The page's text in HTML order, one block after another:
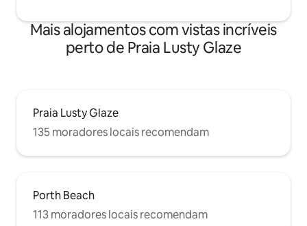
Mais alojamentos com vistas incríveis
perto de Praia Lusty Glaze
Praia Lusty Glaze
135 moradores locais recomendam
Porth Beach
113 moradores locais recomendam